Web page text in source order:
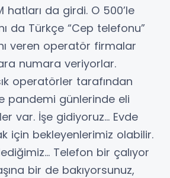
hatları da girdi. O 500’le
da Türkçe “Cep telefonu”
veren operatör firmalar
numara veriyorlar.
operatörler tarafından
pandemi günlerinde eli
var. İşe gidiyoruz… Evde
için bekleyenlerimiz olabilir.
Telefon bir çalıyor
bir de bakıyorsunuz,